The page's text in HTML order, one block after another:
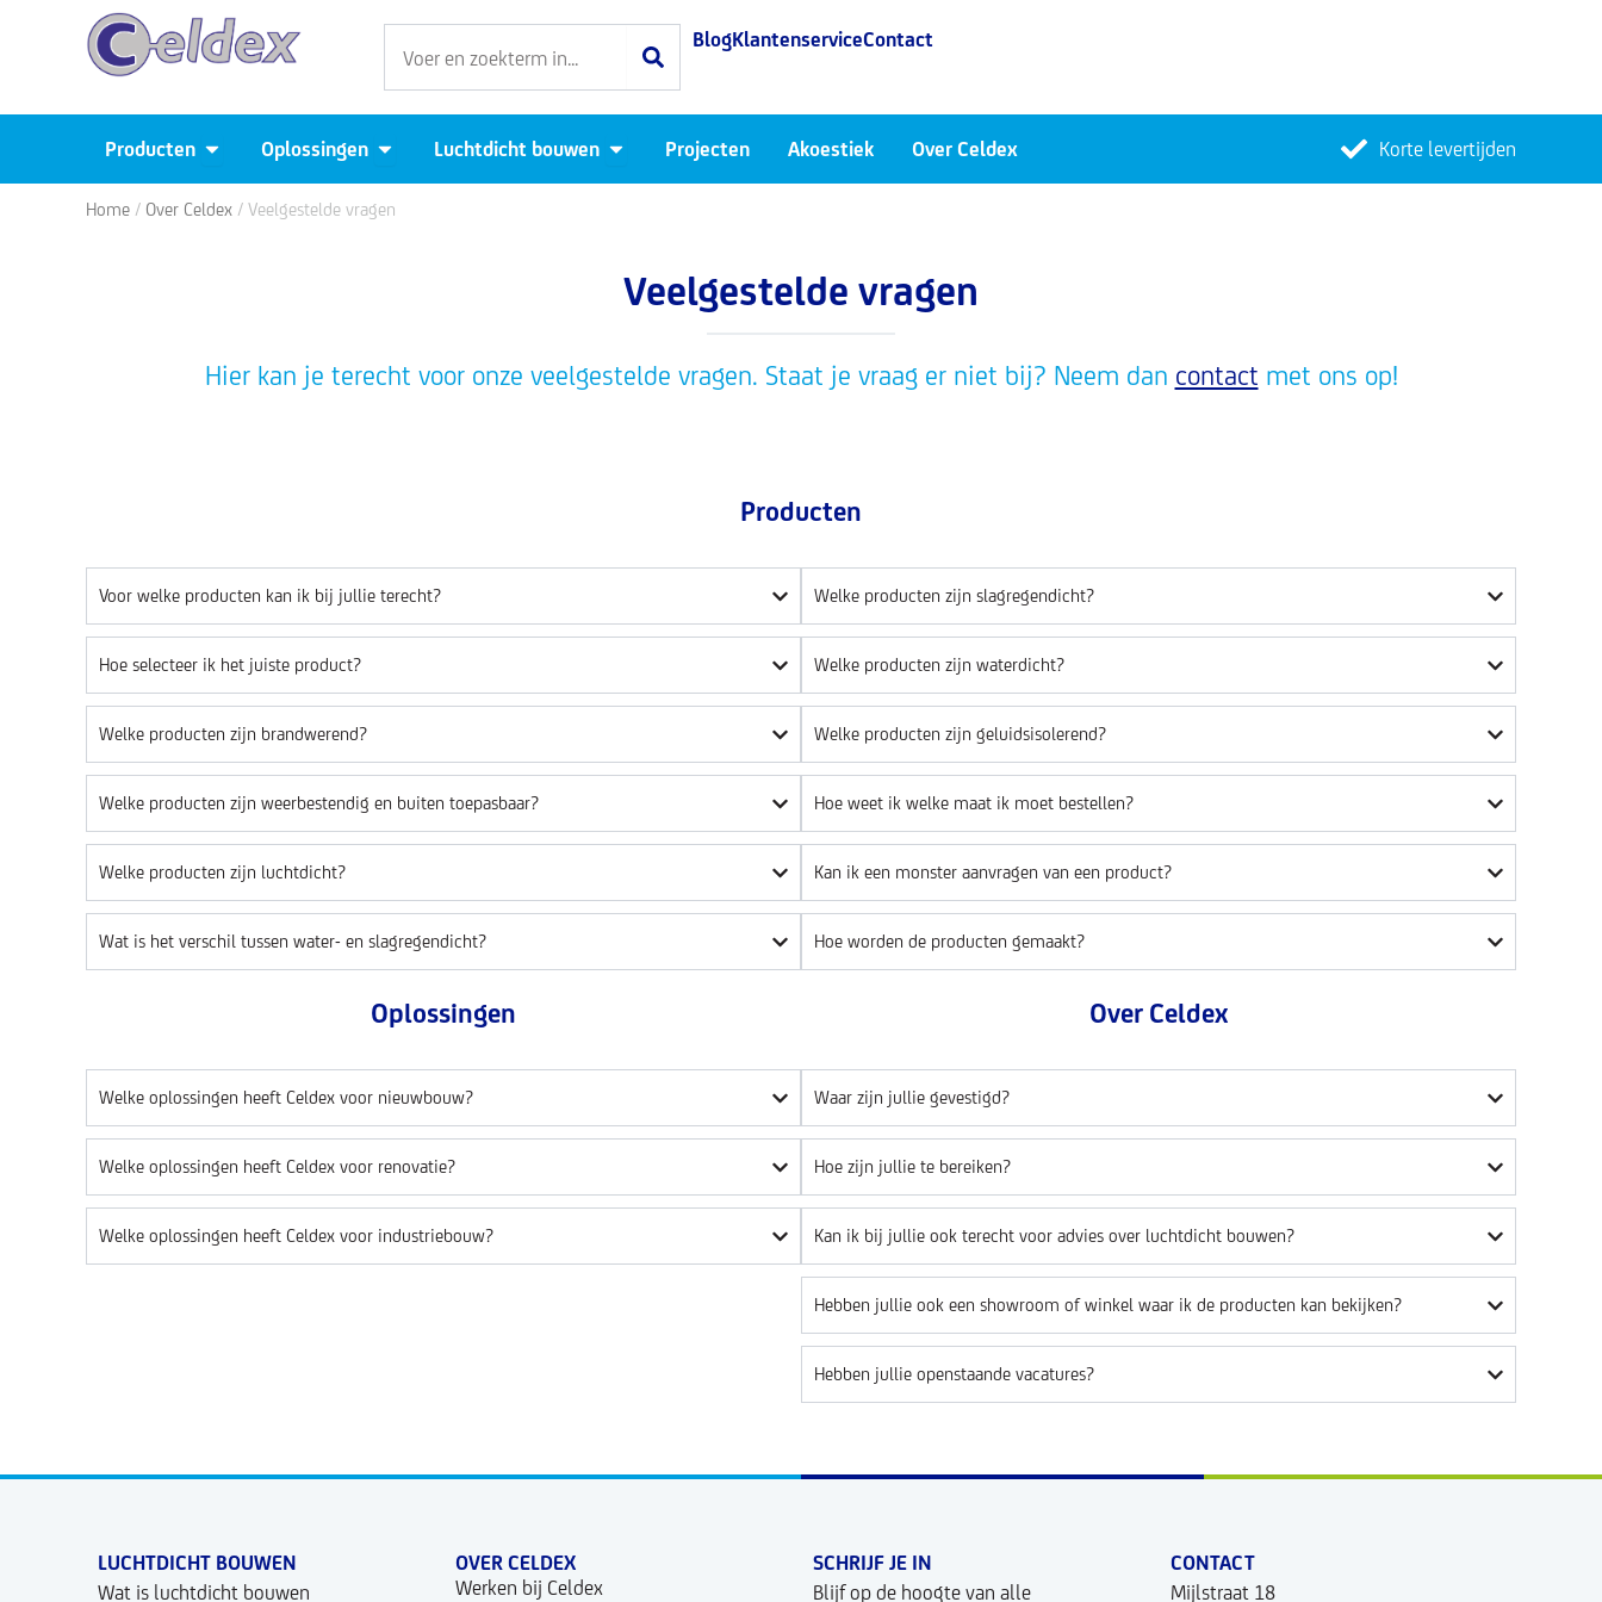
BlogKlantenserviceContact
Producten Open Producten
Oplossingen Open Oplossingen
Luchtdicht bouwen Open Luchtdicht bouwen
Projecten Akoestiek Over Celdex Korte levertijden
Home / Over Celdex / Veelgestelde vragen
Veelgestelde vragen
Hier kan je terecht voor onze veelgestelde vragen. Staat je vraag er niet bij? Neem dan contact met ons op!
Producten
Voor welke producten kan ik bij jullie terecht?
Hoe selecteer ik het juiste product?
Welke producten zijn brandwerend?
Welke producten zijn weerbestendig en buiten toepasbaar?
Welke producten zijn luchtdicht?
Wat is het verschil tussen water- en slagregendicht?
Welke producten zijn slagregendicht?
Welke producten zijn waterdicht?
Welke producten zijn geluidsisolerend?
Hoe weet ik welke maat ik moet bestellen?
Kan ik een monster aanvragen van een product?
Hoe worden de producten gemaakt?
Oplossingen Over Celdex
Welke oplossingen heeft Celdex voor nieuwbouw?
Welke oplossingen heeft Celdex voor renovatie?
Welke oplossingen heeft Celdex voor industriebouw?
Waar zijn jullie gevestigd?
Hoe zijn jullie te bereiken?
Kan ik bij jullie ook terecht voor advies over luchtdicht bouwen?
Hebben jullie ook een showroom of winkel waar ik de producten kan bekijken?
Hebben jullie openstaande vacatures?
LUCHTDICHT BOUWEN
Wat is luchtdicht bouwen
OVER CELDEX
Werken bij Celdex
SCHRIJF JE IN
Blijf op de hoogte van alle
CONTACT
Mijlstraat 18